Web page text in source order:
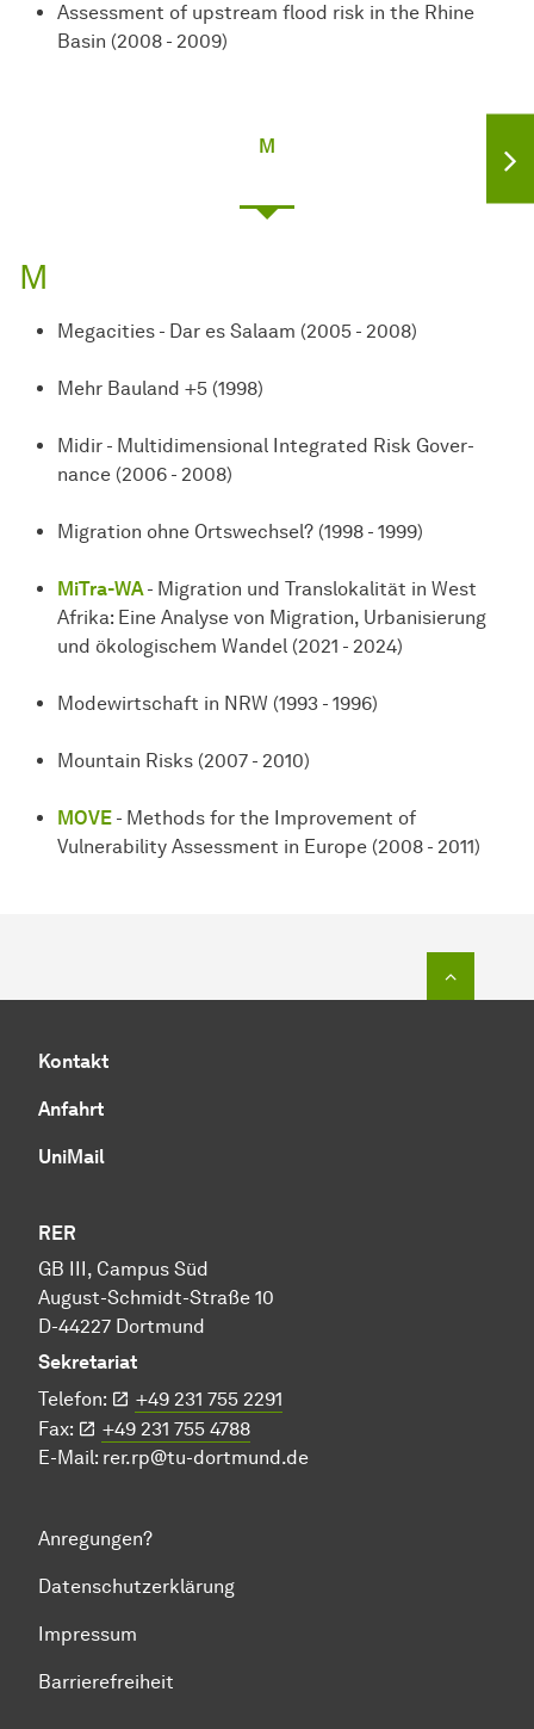
Assessment of upstream flood risk in the Rhine
Basin (2008 - 2009)
M
M
Megacities - Dar es Salaam (2005 - 2008)
Mehr Bauland +5 (1998)
Midir - Multidimensional Integrated Risk Gover­
nance (2006 - 2008)
Migration ohne Ortswechsel? (1998 - 1999)
MiTra-WA- Migration und Translokalität in West
Afrika: Eine Analyse von Migration, Urbanisierung
und ökologischem Wandel (2021 - 2024)
Modewirtschaft in NRW (1993 - 1996)
Mountain Risks (2007 - 2010)
MOVE - Methods for the Improvement of
Vulnerability Assessment in Europe (2008 - 2011)
Kontakt
Anfahrt
UniMail
RER
GB III, Campus Süd
August-Schmidt-Straße 10
D-44227 Dortmund
Sekretariat
Telefon:
+49 231 755 2291
Fax:
+49 231 755 4788
E-Mail: rer.rp@tu-dortmund.de
Anregungen?
Datenschutzerklärung
Impressum
Barrierefreiheit